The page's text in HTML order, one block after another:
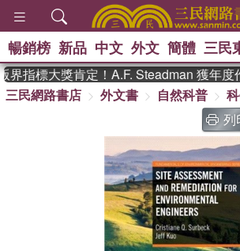
熱搜： 東野圭吾
、 如果
國際布
念華 、 台灣的李
孩：黎曼猜想 、
暢銷榜 新品 中文 外文 簡體 三民
指標大獎肯定！A.F. Steadman 獲年度
三民網路書店
外文書 自然科普
列